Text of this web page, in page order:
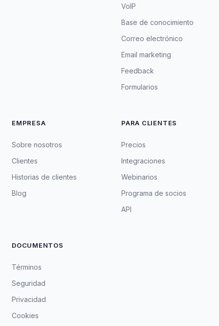
VoIP
Base de conocimiento
Correo electrónico
Email marketing
Feedback
Formularios
EMPRESA
Sobre nosotros
Clientes
Historias de clientes
Blog
PARA CLIENTES
Precios
Integraciones
Webinarios
Programa de socios
API
DOCUMENTOS
Términos
Seguridad
Privacidad
Cookies